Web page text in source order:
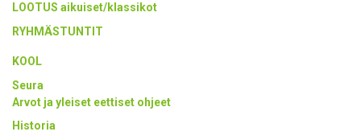
LOOTUS aikuiset/klassikot
RYHMÄSTUNTIT
KOOL
Seura
Arvot ja yleiset eettiset ohjeet
Historia